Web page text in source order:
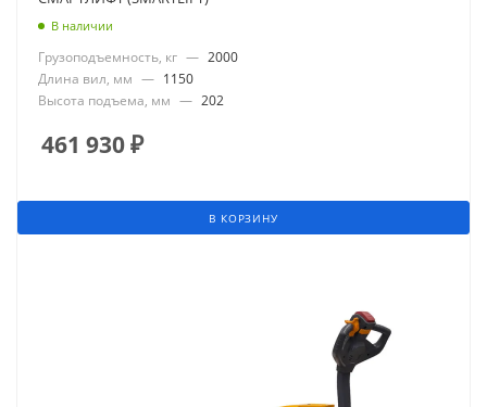
В наличии
Грузоподъемность, кг — 2000
Длина вил, мм — 1150
Высота подъема, мм — 202
461 930₽
В КОРЗИНУ